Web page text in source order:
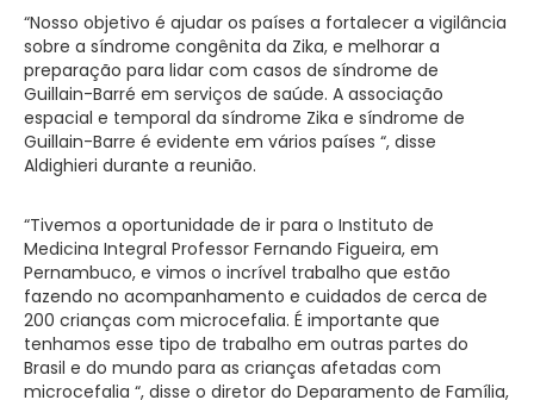
“Nosso objetivo é ajudar os países a fortalecer a vigilância
sobre a síndrome congênita da Zika, e melhorar a
preparação para lidar com casos de síndrome de
Guillain-Barré em serviços de saúde. A associação
espacial e temporal da síndrome Zika e síndrome de
Guillain-Barre é evidente em vários países “, disse
Aldighieri durante a reunião.
“Tivemos a oportunidade de ir para o Instituto de
Medicina Integral Professor Fernando Figueira, em
Pernambuco, e vimos o incrível trabalho que estão
fazendo no acompanhamento e cuidados de cerca de
200 crianças com microcefalia. É importante que
tenhamos esse tipo de trabalho em outras partes do
Brasil e do mundo para as crianças afetadas com
microcefalia “, disse o diretor do Deparamento de Família,